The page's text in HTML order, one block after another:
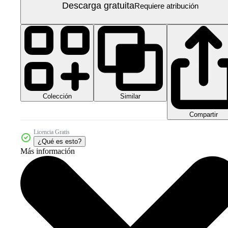
Descarga gratuitaRequiere atribución
Colección Similar
Compartir
Licencia Gratis
¿Qué es esto?
Más información